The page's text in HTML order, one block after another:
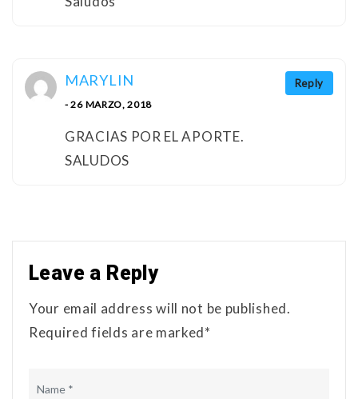
Reply
MARYLIN
- 26 MARZO, 2018
GRACIAS POR EL APORTE.
SALUDOS
Leave a Reply
Your email address will not be published.
Required fields are marked*